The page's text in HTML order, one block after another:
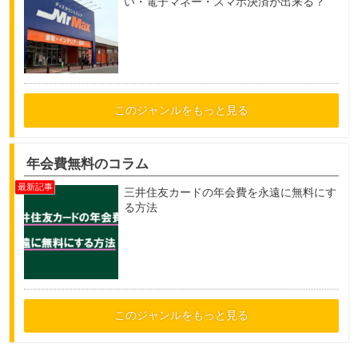
このジャンルをもっと見る
年会費無料のコラム
三井住友カードの年会費を永遠に無料にす
る方法
このジャンルをもっと見る